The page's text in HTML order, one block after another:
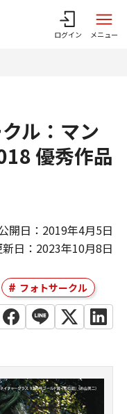
ログイン メニュー
ル：マン
優秀作品
開日：2019年4月5日
日：2023年10月8日
フォトサークル